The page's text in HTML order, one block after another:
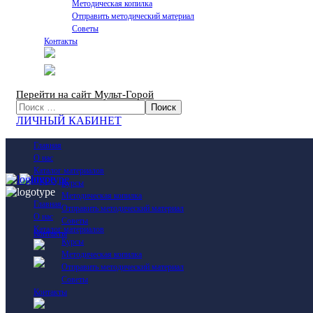
Методическая копилка
Отправить методический материал
Советы
Контакты
Перейти на сайт Мульт-Горой
ЛИЧНЫЙ КАБИНЕТ
Главная
О нас
Каталог материалов
Курсы
Методическая копилка
Отправить методический материал
Советы
Контакты
Главная
О нас
Каталог материалов
Курсы
Методическая копилка
Отправить методический материал
Советы
Контакты